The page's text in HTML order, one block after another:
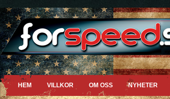
HEM VILLKOR OM OSS NYHETER